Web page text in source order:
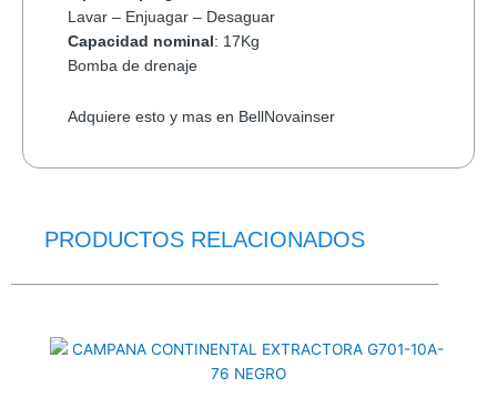
Lavar – Enjuagar – Desaguar
Capacidad nominal: 17Kg
Bomba de drenaje
Adquiere esto y mas en BellNovainser
PRODUCTOS RELACIONADOS
original
era:
$142.5.
actual
es: